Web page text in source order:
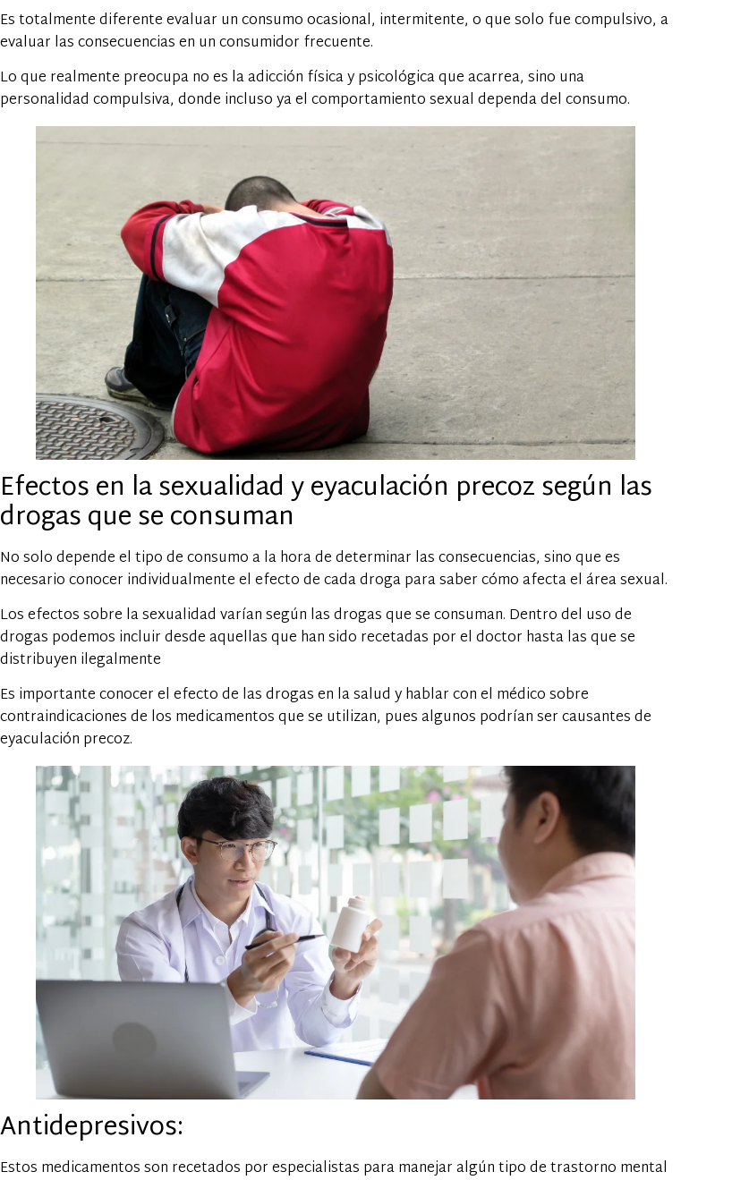
Es totalmente diferente evaluar un consumo ocasional, intermitente, o que solo fue compulsivo, a
evaluar las consecuencias en un consumidor frecuente.
Lo que realmente preocupa no es la adicción física y psicológica que acarrea, sino una
personalidad compulsiva, donde incluso ya el comportamiento sexual dependa del consumo.
Efectos en la sexualidad y eyaculación precoz según las
drogas que se consuman
No solo depende el tipo de consumo a la hora de determinar las consecuencias, sino que es
necesario conocer individualmente el efecto de cada droga para saber cómo afecta el área sexual.
Los efectos sobre la sexualidad varían según las drogas que se consuman. Dentro del uso de
drogas podemos incluir desde aquellas que han sido recetadas por el doctor hasta las que se
distribuyen ilegalmente
Es importante conocer el efecto de las drogas en la salud y hablar con el médico sobre
contraindicaciones de los medicamentos que se utilizan, pues algunos podrían ser causantes de
eyaculación precoz.
Antidepresivos:
Estos medicamentos son recetados por especialistas para manejar algún tipo de trastorno mental